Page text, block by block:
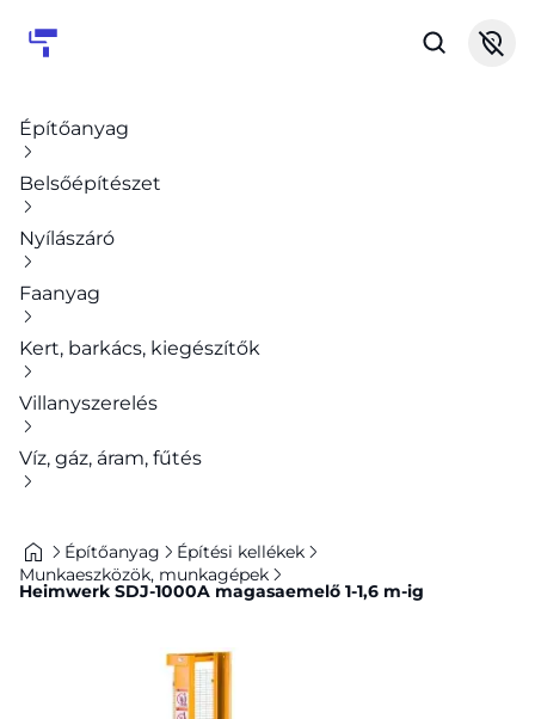
Építőanyag
Belsőépítészet
Nyílászáró
Faanyag
Kert, barkács, kiegészítők
Villanyszerelés
Víz, gáz, áram, fűtés
Építőanyag
Építési kellékek
Munkaeszközök, munkagépek
Heimwerk SDJ-1000A magasaemelő 1-1,6 m-ig